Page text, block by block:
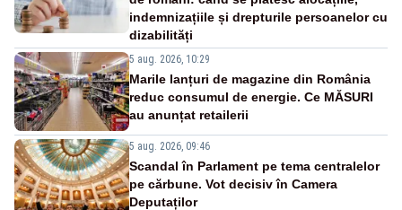
indemnizațiile și drepturile persoanelor cu
dizabilități
5 aug. 2026, 10:29
Marile lanțuri de magazine din România
reduc consumul de energie. Ce MĂSURI
au anunțat retailerii
5 aug. 2026, 09:46
Scandal în Parlament pe tema centralelor
pe cărbune. Vot decisiv în Camera
Deputaților